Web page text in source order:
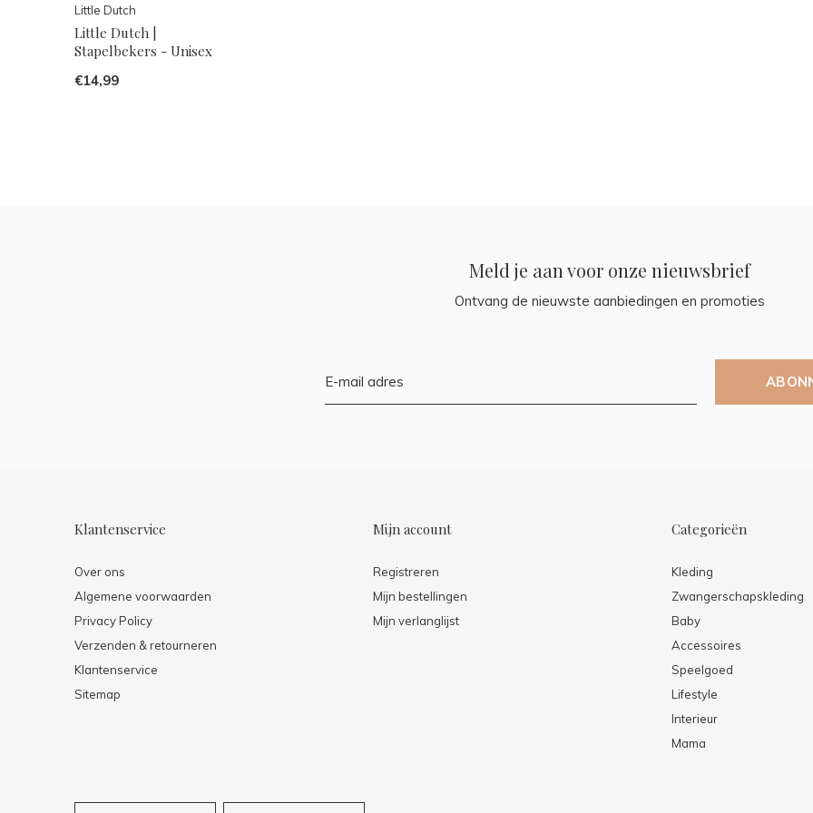
Little Dutch
Little Dutch |
Stapelbekers - Unisex
€14,99
Meld je aan voor onze nieuwsbrief
Ontvang de nieuwste aanbiedingen en promoties
Klantenservice
Over ons
Algemene voorwaarden
Privacy Policy
Verzenden & retourneren
Klantenservice
Sitemap
Mijn account
Registreren
Mijn bestellingen
Mijn verlanglijst
Categorieën
Kleding
Zwangerschapskleding
Baby
Accessoires
Speelgoed
Lifestyle
Interieur
Mama